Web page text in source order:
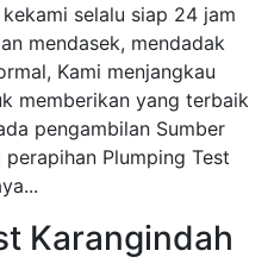
selalu siap 24 jam
mendasek, mendadak
Kami menjangkau
memberikan yang terbaik
pengambilan Sumber
Plumping Test
Karangindah